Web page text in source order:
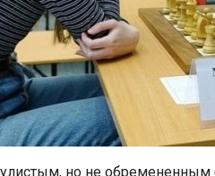
но не обремененным